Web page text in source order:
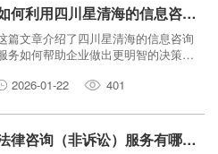
如何利用四川星清海的信息咨询服务优化企业决策？
篇文章介绍了四川星清海的信息咨询
务如何帮助企业做出更明智的决策。
、风险评估和战略规划等关键点，助
2026-01-22 401
法律咨询（非诉讼）服务有哪些？星清海企业管理为您详解。